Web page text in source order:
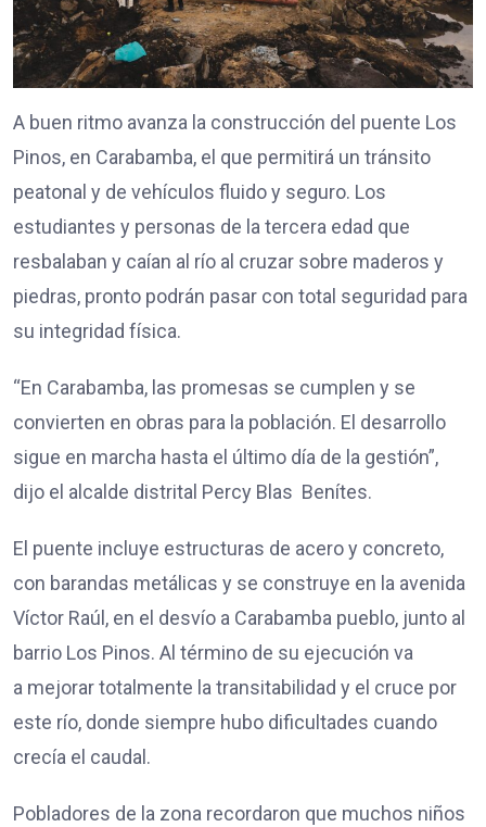
A buen ritmo avanza la construcción del puente Los
Pinos, en Carabamba, el que permitirá un tránsito
peatonal y de vehículos fluido y seguro. Los
estudiantes y personas de la tercera edad que
resbalaban y caían al río al cruzar sobre maderos y
piedras, pronto podrán pasar con total seguridad para
su integridad física.
“En Carabamba, las promesas se cumplen y se
convierten en obras para la población. El desarrollo
sigue en marcha hasta el último día de la gestión”,
dijo el alcalde distrital Percy Blas Benítes.
El puente incluye estructuras de acero y concreto,
con barandas metálicas y se construye en la avenida
Víctor Raúl, en el desvío a Carabamba pueblo, junto al
barrio Los Pinos. Al término de su ejecución va
a mejorar totalmente la transitabilidad y el cruce por
este río, donde siempre hubo dificultades cuando
crecía el caudal.
Pobladores de la zona recordaron que muchos niños